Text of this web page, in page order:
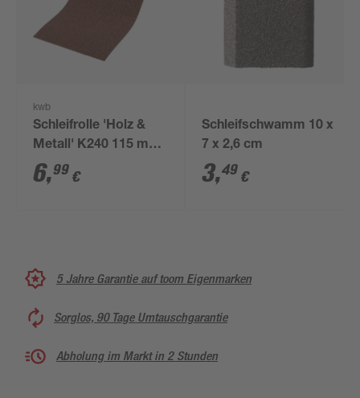
kwb
Schleifrolle 'Holz &
Metall' K240 115 mm
x 5 m
6,99 €
Schleifschwamm 10 x
7 x 2,6 cm
3,49 €
5 Jahre Garantie auf toom Eigenmarken
Sorglos, 90 Tage Umtauschgarantie
Abholung im Markt in 2 Stunden